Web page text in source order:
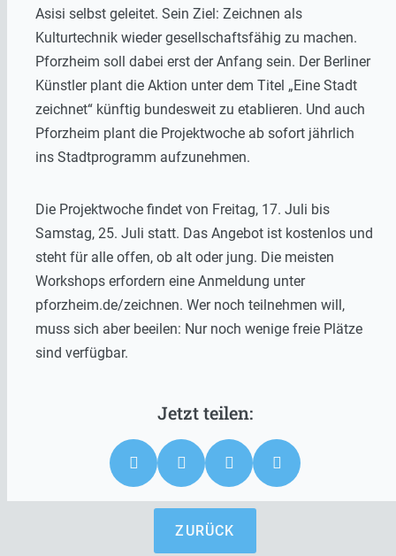
Asisi selbst geleitet. Sein Ziel: Zeichnen als
Kulturtechnik wieder gesellschaftsfähig zu machen.
Pforzheim soll dabei erst der Anfang sein. Der Berliner
Künstler plant die Aktion unter dem Titel „Eine Stadt
zeichnet“ künftig bundesweit zu etablieren. Und auch
Pforzheim plant die Projektwoche ab sofort jährlich
ins Stadtprogramm aufzunehmen.
Die Projektwoche findet von Freitag, 17. Juli bis
Samstag, 25. Juli statt. Das Angebot ist kostenlos und
steht für alle offen, ob alt oder jung. Die meisten
Workshops erfordern eine Anmeldung unter
pforzheim.de/zeichnen. Wer noch teilnehmen will,
muss sich aber beeilen: Nur noch wenige freie Plätze
sind verfügbar.
ZURÜCK